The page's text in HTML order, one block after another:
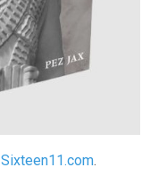
Sixteen11.com.